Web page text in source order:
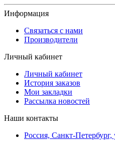
Информация
Связаться с нами
Производители
Личный кабинет
Личный кабинет
История заказов
Мои закладки
Рассылка новостей
Наши контакты
Россия, Санкт-